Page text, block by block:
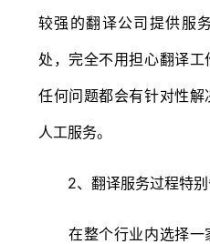
较强的翻译公司提供服
处，完全不用担心翻译
任何问题都会有针对性
人工服务。
2、翻译服务过程特别
在整个行业内选择一